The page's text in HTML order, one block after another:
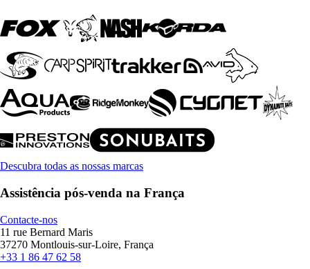
Descubra todas as nossas marcas
Assistência pós-venda na França
Contacte-nos
11 rue Bernard Maris
37270 Montlouis-sur-Loire, França
+33 1 86 47 62 58